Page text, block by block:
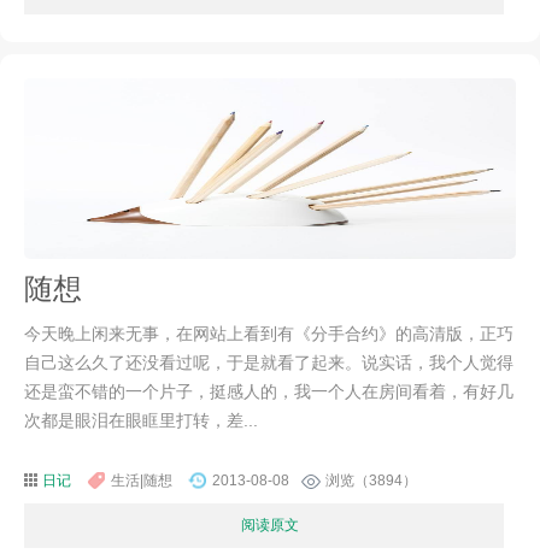
随想
今天晚上闲来无事，在网站上看到有《分手合约》的高清版，正巧
自己这么久了还没看过呢，于是就看了起来。说实话，我个人觉得
还是蛮不错的一个片子，挺感人的，我一个人在房间看着，有好几
次都是眼泪在眼眶里打转，差...
日记 生活|随想 2013-08-08 浏览（3894）
阅读原文